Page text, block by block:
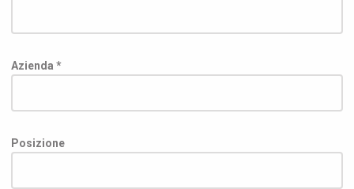
Azienda *
Posizione